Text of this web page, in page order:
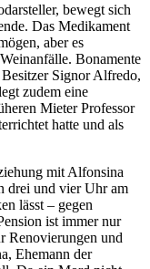
bewegt sich
Das Medikament
aber es
Bonamente
Signor Alfredo,
zudem eine
Mieter Professor
hatte und als
mit Alfonsina
drei und vier Uhr am
lässt – gegen
ist immer nur
Renovierungen und
Ehemann der